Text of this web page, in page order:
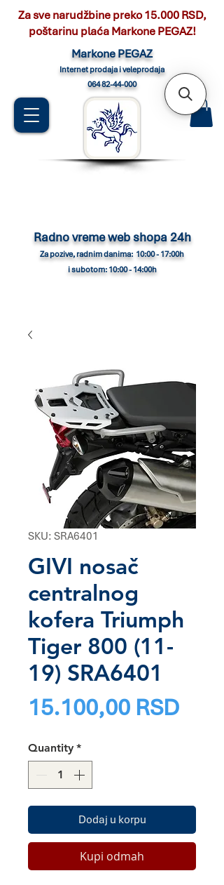
Markone PEGAZ
Internet prodaja i veleprodaja
064 82-44-000
Radno vreme web shopa 24h
Za pozive, radnim danima: 10:00 - 17:00h
i subotom: 10:00 - 14:00h
Za sve narudžbine preko 15.000 RSD,
poštarinu plaća Markone PEGAZ!
SKU: SRA6401
GIVI nosač
centralnog
kofera Triumph
Tiger 800 (11-
19) SRA6401
15.100,00 RSDPrice
Quantity *
Dodaj u korpu
Kupi odmah